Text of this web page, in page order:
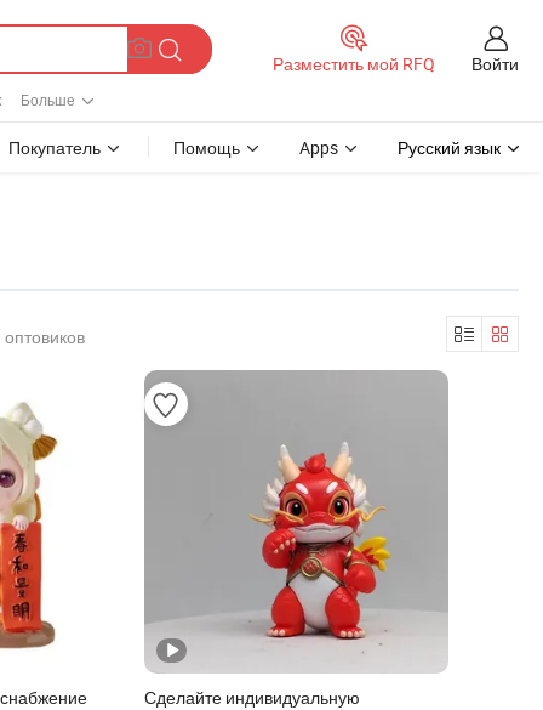
Больше
Разместить мой RFQ Войти
Покупатель Помощь Apps Русский язык
Сделайте индивидуальную